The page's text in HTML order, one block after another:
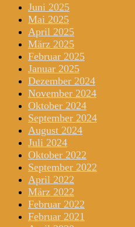
Juni 2025
Mai 2025
April 2025
März 2025
Februar 2025
Januar 2025
Dezember 2024
November 2024
Oktober 2024
September 2024
August 2024
Juli 2024
Oktober 2022
September 2022
April 2022
März 2022
Februar 2022
Februar 2021